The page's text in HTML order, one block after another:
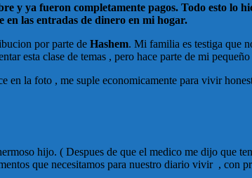
y ya fueron completamente pagos. Todo esto lo
las entradas de dinero en mi hogar.
por parte de Hashem. Mi familia es testiga que
esta clase de temas , pero hace parte de mi
en la foto , me suple economicamente para vivir
hijo. ( Despues de que el medico me dijo que
que necesitamos para nuestro diario vivir , con